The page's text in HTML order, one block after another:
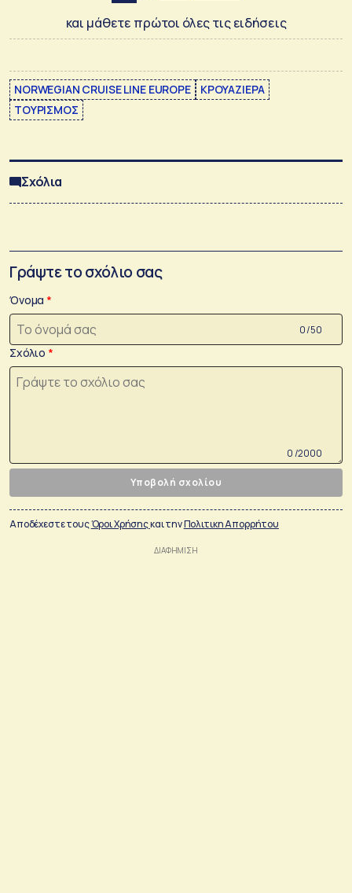
και μάθετε πρώτοι όλες τις ειδήσεις
NORWEGIAN CRUISE LINE EUROPE
ΚΡΟΥΑΖΙΕΡΑ
ΤΟΥΡΙΣΜΟΣ
Σχόλια
Γράψτε το σχόλιο σας
Όνομα
0 /50
Σχόλιο
0 /2000
Υποβολή σχολίου
Αποδέχεστε τουςΌροι Χρήσηςκαι τηνΠολιτικη Απορρήτου